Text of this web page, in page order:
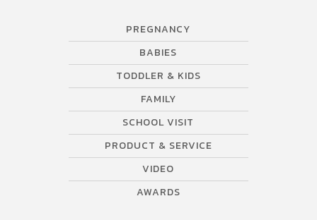
PREGNANCY
BABIES
TODDLER & KIDS
FAMILY
SCHOOL VISIT
PRODUCT & SERVICE
VIDEO
AWARDS